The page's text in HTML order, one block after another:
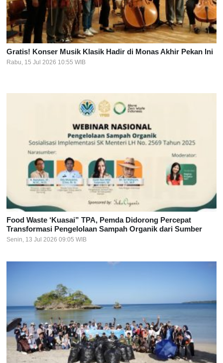
Gratis! Konser Musik Klasik Hadir di Monas Akhir Pekan Ini
Rabu, 15 Jul 2026 10:55 WIB
Food Waste ‘Kuasai” TPA, Pemda Didorong Percepat
Transformasi Pengelolaan Sampah Organik dari Sumber
Senin, 13 Jul 2026 09:05 WIB